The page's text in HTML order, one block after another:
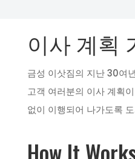
이사 계획
금성 이삿짐의 지난 30여
고객 여러분의 이사 계획
없이 이행되어 나가도록
How It